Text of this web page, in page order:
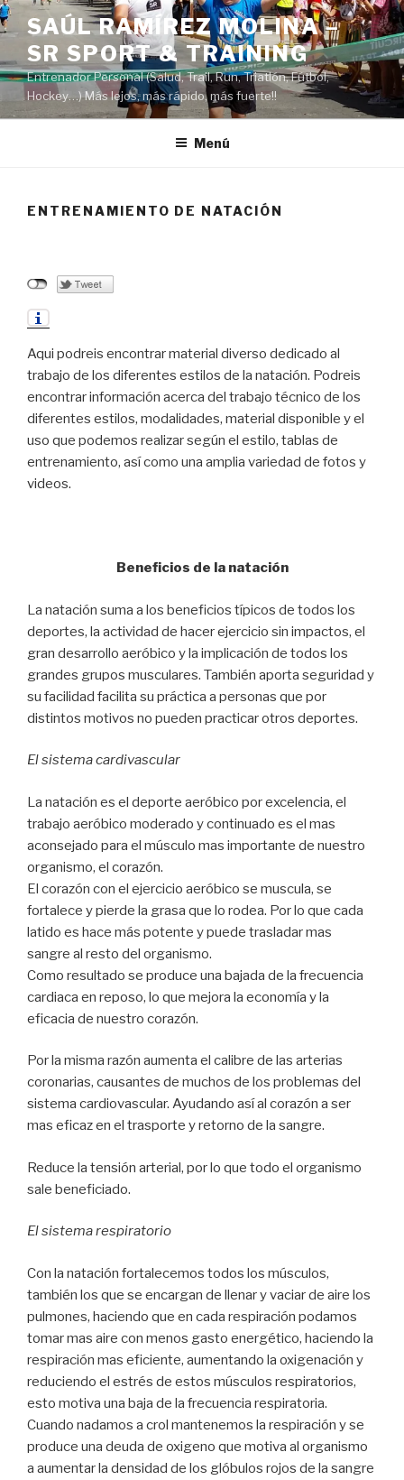
Saltar
al
contenido
SAÚL RAMÍREZ MOLINA –
SR SPORT & TRAINING
Entrenador Personal (Salud, Trail, Run, Triatlón, Fútbol,
Hockey…) Más lejos, más rápido, más fuerte!!
Menú
ENTRENAMIENTO DE NATACIÓN
Aqui podreis encontrar material diverso dedicado al
trabajo de los diferentes estilos de la natación. Podreis
encontrar información acerca del trabajo técnico de los
diferentes estilos, modalidades, material disponible y el
uso que podemos realizar según el estilo, tablas de
entrenamiento, así como una amplia variedad de fotos y
videos.
Beneficios de la natación
La natación suma a los beneficios típicos de todos los
deportes, la actividad de hacer ejercicio sin impactos, el
gran desarrollo aeróbico y la implicación de todos los
grandes grupos musculares. También aporta seguridad y
su facilidad facilita su práctica a personas que por
distintos motivos no pueden practicar otros deportes.
El sistema cardivascular
La natación es el deporte aeróbico por excelencia, el
trabajo aeróbico moderado y continuado es el mas
aconsejado para el músculo mas importante de nuestro
organismo, el corazón.
El corazón con el ejercicio aeróbico se muscula, se
fortalece y pierde la grasa que lo rodea. Por lo que cada
latido es hace más potente y puede trasladar mas
sangre al resto del organismo.
Como resultado se produce una bajada de la frecuencia
cardiaca en reposo, lo que mejora la economía y la
eficacia de nuestro corazón.
Por la misma razón aumenta el calibre de las arterias
coronarias, causantes de muchos de los problemas del
sistema cardiovascular. Ayudando así al corazón a ser
mas eficaz en el trasporte y retorno de la sangre.
Reduce la tensión arterial, por lo que todo el organismo
sale beneficiado.
El sistema respiratorio
Con la natación fortalecemos todos los músculos,
también los que se encargan de llenar y vaciar de aire los
pulmones, haciendo que en cada respiración podamos
tomar mas aire con menos gasto energético, haciendo la
respiración mas eficiente, aumentando la oxigenación y
reduciendo el estrés de estos músculos respiratorios,
esto motiva una baja de la frecuencia respiratoria.
Cuando nadamos a crol mantenemos la respiración y se
produce una deuda de oxigeno que motiva al organismo
a aumentar la densidad de los glóbulos rojos de la sangre